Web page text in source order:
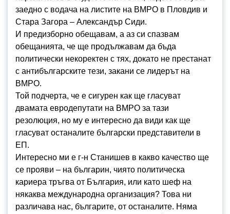
заедно с водача на листите на ВМРО в Пловдив и
Стара Загора – Александър Сиди.
И предизборно обещавам, а аз си спазвам
обещанията, че ще продължавам да бъда
политически некоректен с тях, докато не престанат
с антибългарските тези, закани се лидерът на
ВМРО.
Той подчерта, че е сигурен как ще гласуват
двамата евродепутати на ВМРО за тази
резолюция, но му е интересно да види как ще
гласуват останалите български представители в
ЕП.
Интересно ми е г-н Станишев в какво качество ще
се прояви – на българин, чиято политическа
кариера тръгва от България, или като шеф на
някаква международна организация? Това ни
различава нас, българите, от останалите. Няма